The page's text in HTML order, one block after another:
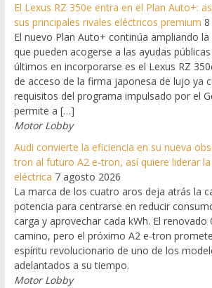
El Lexus RZ 350e entra en el Plan Auto+:
sus principales rivales eléctricos premium
El nuevo Plan Auto+ continúa ampliando
que pueden acogerse a las ayudas
últimos en incorporarse es el Lexus RZ
de acceso de la firma japonesa de lujo ya
requisitos del programa impulsado por el
permite a […]
Motor Lobby
Audi convierte la eficiencia en su nueva
tron al futuro A2 e-tron, así quiere liderar
eléctrica 7 agosto 2026
La marca de los cuatro aros deja atrás la
potencia para centrarse en reducir
carga y aprovechar cada kWh. El
camino, pero el próximo A2 e-tron
espíritu revolucionario de uno de los
adelantados a su tiempo.
Motor Lobby